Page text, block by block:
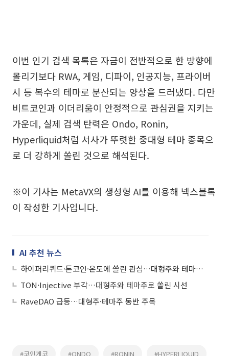
이번 인기 검색 목록은 자금이 전반적으로 한 방향에
몰리기보다 RWA, 게임, 디파이, 인공지능, 프라이버
시 등 복수의 테마로 분산되는 양상을 드러냈다. 다만
비트코인과 이더리움이 안정적으로 관심권을 지키는
가운데, 실제 검색 탄력은 Ondo, Ronin,
Hyperliquid처럼 서사가 뚜렷한 중대형 테마 종목으
로 더 강하게 쏠린 것으로 해석된다.
※이 기사는 MetaVX의 생성형 AI를 이용해 넥스블록
이 작성한 기사입니다.
AI 추천 뉴스
하이퍼리퀴드·톤코인·온도에 쏠린 관심…대형주와 테마주 혼조
TON·Injective 부각…대형주와 테마주로 쏠린 시선
RaveDAO 급등…대형주·테마주 동반 주목
#코인게코 #ONDO #RONIN #HYPERLIQUID